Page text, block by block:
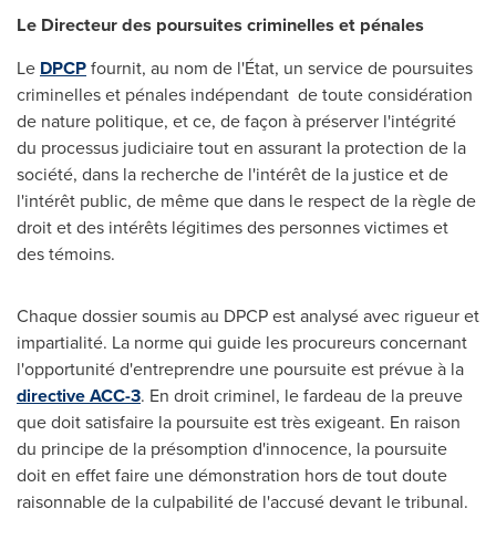
Le Directeur des poursuites criminelles et pénales
Le DPCPfournit, au nom de l'État, un service de poursuites
criminelles et pénales indépendant de toute considération
de nature politique, et ce, de façon à préserver l'intégrité
du processus judiciaire tout en assurant la protection de la
société, dans la recherche de l'intérêt de la justice et de
l'intérêt public, de même que dans le respect de la règle de
droit et des intérêts légitimes des personnes victimes et
des témoins.
Chaque dossier soumis au DPCP est analysé avec rigueur et
impartialité. La norme qui guide les procureurs concernant
l'opportunité d'entreprendre une poursuite est prévue à la
directive ACC-3. En droit criminel, le fardeau de la preuve
que doit satisfaire la poursuite est très exigeant. En raison
du principe de la présomption d'innocence, la poursuite
doit en effet faire une démonstration hors de tout doute
raisonnable de la culpabilité de l'accusé devant le tribunal.